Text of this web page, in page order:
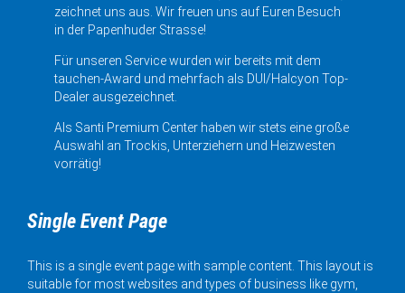
zeichnet uns aus. Wir freuen uns auf Euren Besuch
in der Papenhuder Strasse!
Für unseren Service wurden wir bereits mit dem
tauchen-Award und mehrfach als DUI/Halcyon Top-
Dealer ausgezeichnet.
Als Santi Premium Center haben wir stets eine große
Auswahl an Trockis, Unterziehern und Heizwesten
vorrätig!
Single Event Page
This is a single event page with sample content. This layout is
suitable for most websites and types of business like gym,